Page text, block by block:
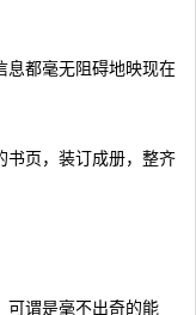
息都毫无阻碍地映现在
书页，装订成册，整齐
可谓是毫不出奇的能